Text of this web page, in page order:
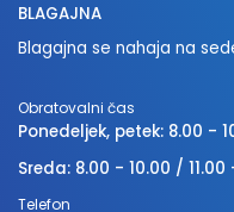
BLAGAJNA
Blagajna se nahaja na
Obratovalni čas
Ponedeljek, petek: 8.00 -
Sreda: 8.00 - 10.00 / 11.00
Telefon